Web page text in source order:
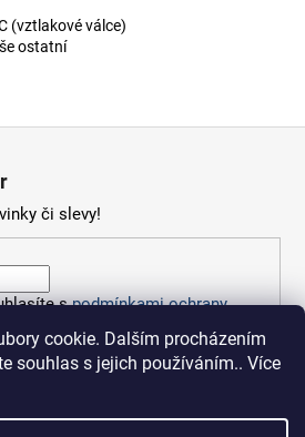
cookie. Dalším procházením
souhlas s jejich používáním.. Více
(vztlakové válce)
ostatní
či slevy!
spodmínkami ochrany